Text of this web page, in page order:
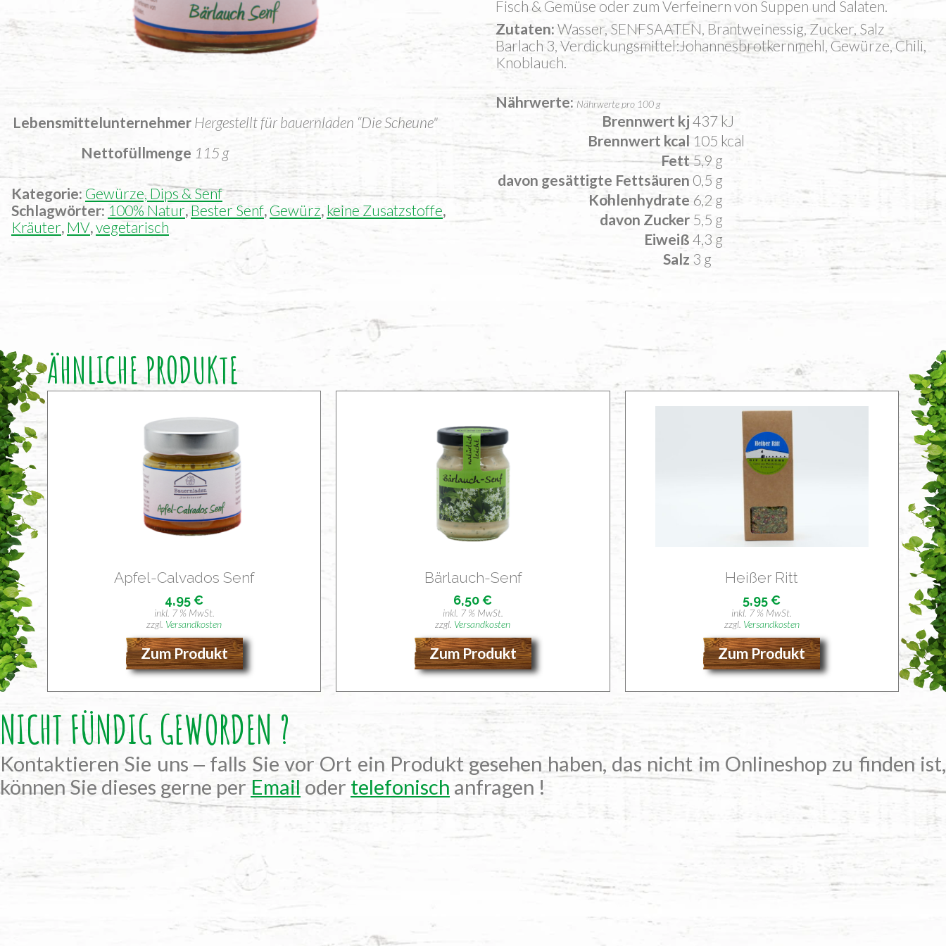
Fisch & Gemü­se oder zum Ver­fei­nern von Sup­pen und Salaten.
Zutaten Wasser, SENFSAATEN, Brantweinessig, Zucker, Salz
Barlach 3, Verdickungsmittel:Johannesbrotkernmehl, Gewürze, Chili,
Knoblauch.
Nährwerte Nährwerte pro 100 g
Brennwert kj 437 kJ
Brennwert kcal 105 kcal
Fett5,9 g
davon gesättigte Fettsäuren 0,5 g
Kohlenhydrate 6,2 g
davon Zucker 5,5 g
Eiweiß 4,3 g
Salz 3 g
Lebensmittelunternehmer Hergestellt für bauernladen “Die Scheune"
Nettofüllmenge 115 g
Kategorie: Gewürze, Dips & Senf
Schlagwörter: 100% Natur, Bester Senf,Gewürz, keine Zusatzstoffe,
Kräuter, MV,vegetarisch
ÄHNLICHE PRODUKTE
Apfel-Cal­va­dos Senf
4,95€
inkl. 7 % MwSt.
zzgl. Versandkosten
Zum Produkt
Bär­lauch-Senf
6,50€
inkl. 7 % MwSt.
zzgl. Versandkosten
Zum Produkt
Hei­ßer Ritt
5,95€
inkl. 7 % MwSt.
zzgl. Versandkosten
Zum Produkt
NICHT FÜNDIG GEWORDEN ?
Kontaktieren Sie uns ‒ falls Sie vor Ort ein Produkt gesehen haben, das nicht im Onlineshop zu finden ist,
können Sie dieses gerne per Email oder telefonisch anfragen !